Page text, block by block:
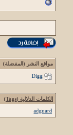
مواقع النشر (المفضلة)
Digg
الكلمات الدلالية (Tags)
adguard